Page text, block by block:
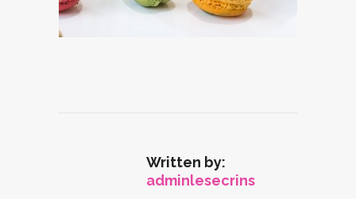
Written by:
adminlesecrins